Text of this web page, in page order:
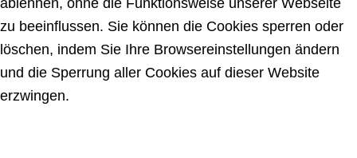
zu beeinflussen. Sie können die Cookies sperren oder
löschen, indem Sie Ihre Browsereinstellungen ändern
und die Sperrung aller Cookies auf dieser Website
erzwingen.